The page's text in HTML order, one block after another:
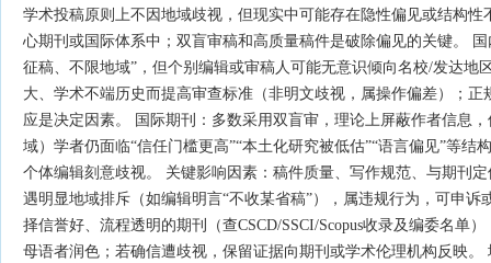
学术投稿原则上不因地域歧视，但现实中可能存在隐性偏见或结构性
心期刊或国际体系中；双盲审稿和高质量稿件是破除偏见的关键。‌‌
征稿、不限地域”，但个别编辑或审稿人可能无意识倾向名校/发达地
大、学术不端历史而提高审查标准（非明文歧视，属操作偏差）；‌正
应是决定因素‌。 国际期刊‌：多数采用双盲审，理论上屏蔽作者信息
域）学者仍面临“信任门槛更高”“本土化研究被低估”“语言偏见”等结
个体编辑刻意歧视。 关键影响因素‌：‌稿件质量、写作规范、与期刊
遇明显地域排斥（如编辑明言“不收某省稿”），属违规行为，可申诉
择信誉好、流程透明的期刊（查CSCD/SSCI/Scopus收录及编委名单
母语者润色；若确信遭歧视，保留证据向期刊或学术伦理机构反映